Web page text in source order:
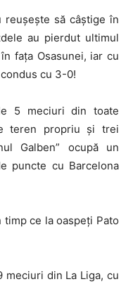
să câștige în
au pierdut ultimul
fața Osasunei, iar cu
cu 3-0!
5 meciuri din toate
teren propriu și trei
Galben” ocupă un
puncte cu Barcelona
ce la oaspeți Pato
din La Liga, cu